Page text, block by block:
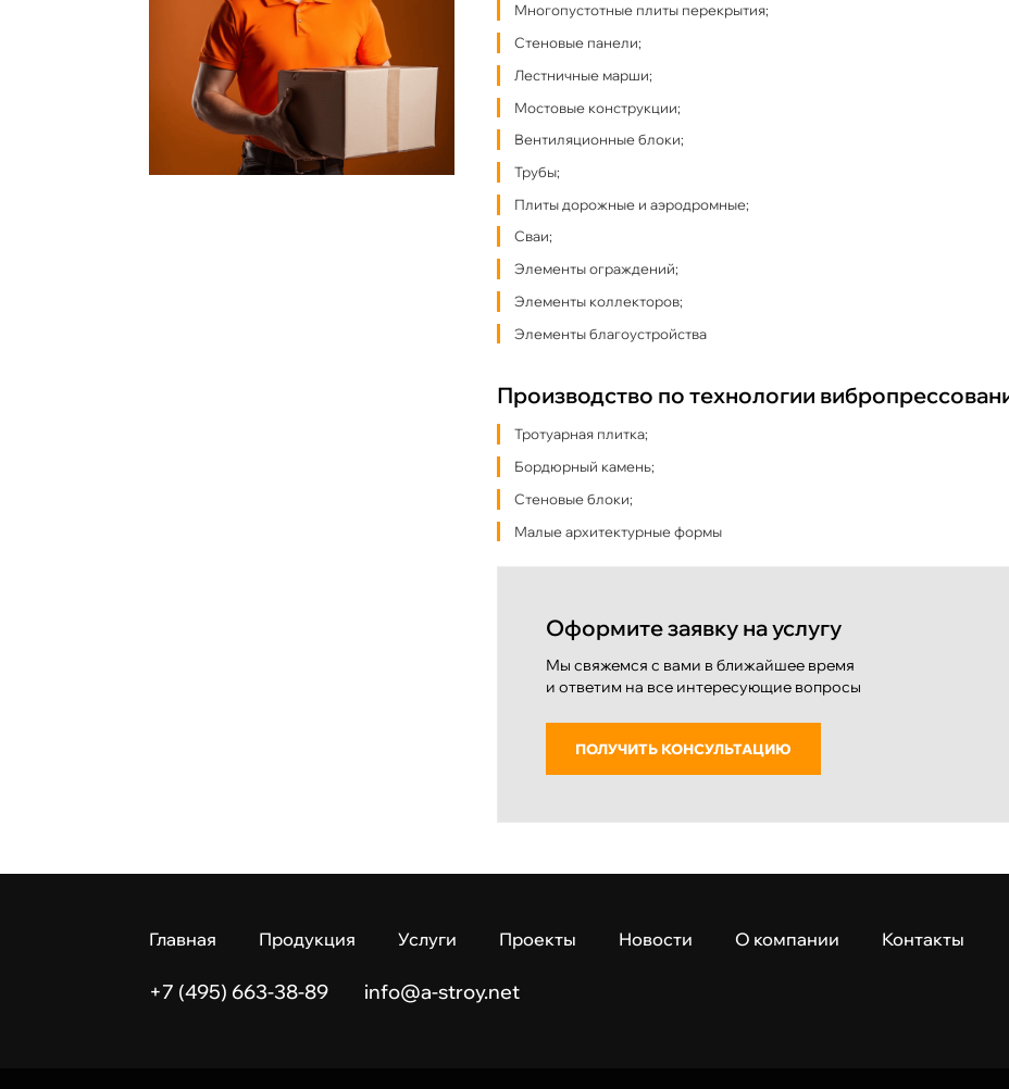
Многопустотные плиты перекрытия;
Стеновые панели;
Лестничные марши;
Мостовые конструкции;
Вентиляционные блоки;
Трубы;
Плиты дорожные и аэродромные;
Сваи;
Элементы ограждений;
Элементы коллекторов;
Элементы благоустройства
Производство по технологии
Тротуарная плитка;
Бордюрный камень;
Стеновые блоки;
Малые архитектурные формы
Оформите заявку на услугу
Мы свяжемся с вами в ближайшее время
и ответим на все интересующие вопросы
ПОЛУЧИТЬ КОНСУЛЬТАЦИЮ
Главная Продукция Услуги Проекты Новости О компании Контакты
+7 (495) 663-38-89 info@a-stroy.net